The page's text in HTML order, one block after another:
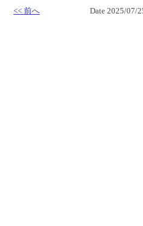
<< 前へ Date 2025/07/